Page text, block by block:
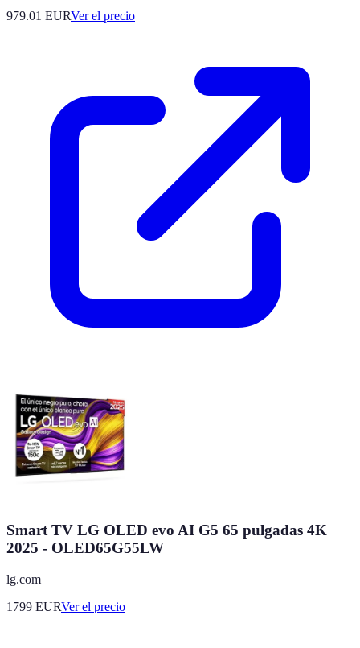
979.01 EURVer el precio
Smart TV LG OLED evo AI G5 65 pulgadas 4K
2025 - OLED65G55LW
lg.com
1799 EURVer el precio